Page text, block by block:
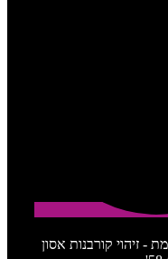
- זיהוי קורבנות אסון